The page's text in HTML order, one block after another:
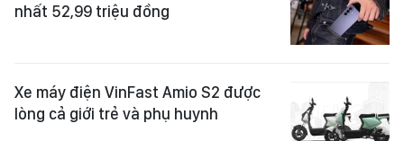
nhất 52,99 triệu đồng
Xe máy điện VinFast Amio S2 được
lòng cả giới trẻ và phụ huynh